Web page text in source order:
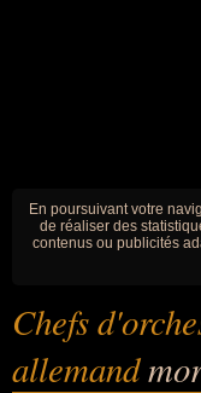
En poursuivant votre
de réaliser des
contenus ou publicités
Chefs
allemand